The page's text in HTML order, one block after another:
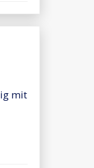
mit